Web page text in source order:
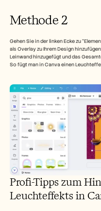
Methode 2
Gehen Sie in der linken Ecke zu
als Overlay zu Ihrem Design
Leinwand hinzugefügt und das
So fügt man in Canva einen
Profi-Tipps zum
Leuchteffekts in